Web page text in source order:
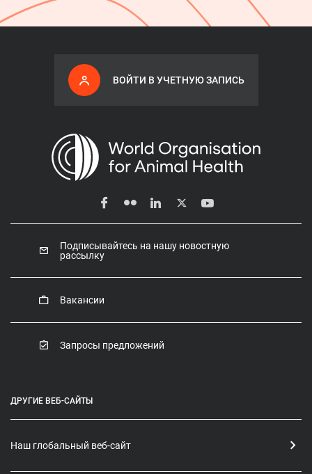
ВОЙТИ В УЧЕТНУЮ ЗАПИСЬ
Подписывайтесь на нашу новостную
рассылку
Вакансии
Запросы предложений
ДРУГИЕ ВЕБ-САЙТЫ
Наш глобальный веб-сайт